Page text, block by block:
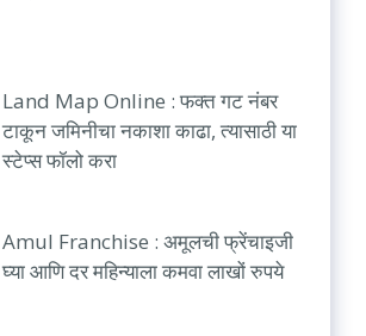
Land Map Online : फक्त गट नंबर
टाकून जमिनीचा नकाशा काढा, त्यासाठी या
स्टेप्स फॉलो करा
Amul Franchise : अमूलची फ्रेंचाइजी
घ्या आणि दर महिन्याला कमवा लाखों रुपये